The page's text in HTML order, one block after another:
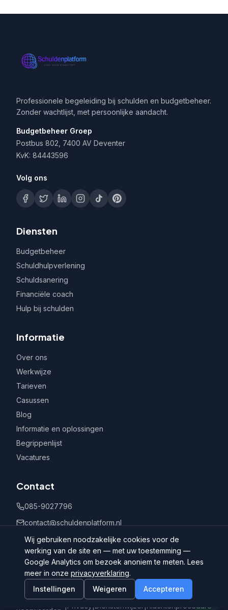
Professionele begeleiding bij schulden en budgetbeheer.
Zonder wachtlijst, met persoonlijke aandacht.
Budgetbeheer Groep
Postbus 802, 7400 AV Deventer
KvK: 84443596
Volg ons
Diensten
Budgetbeheer
Schuldhulpverlening
Schuldsanering
Financiële coach
Hulp bij schulden
Informatie
Over ons
Werkwijze
Tarieven
Casussen
Blog
Informatie en oplossingen
Begrippenlijst
Vacatures
Contact
085-9027796
contact@schuldenplatform.nl
Postbus 802, 7400 AV Deventer
©
Schuldenplatform.nl
Algemene
|Privacy |Dienstenwijzer |Klachtenprocedure
Wij gebruiken noodzakelijke cookies voor de
werking van de site en — met uw toestemming —
Google Analytics om bezoek anoniem te meten. Lees
meer in onze privacyverklaring.
Instellingen
Weigeren Accepteren